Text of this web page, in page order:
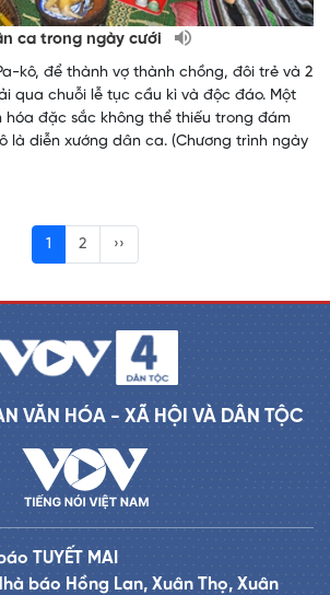
ca trong ngày cưới
kô, để thành vợ thành chồng, đôi trẻ và 2
qua chuỗi lễ tục cầu kì và độc đáo. Một
hóa đặc sắc không thể thiếu trong đám
là diễn xướng dân ca. (Chương trình ngày
1 2 ››
VĂN HÓA - XÃ HỘI VÀ DÂN TỘC
TUYẾT MAI
báo Hồng Lan, Xuân Thọ, Xuân